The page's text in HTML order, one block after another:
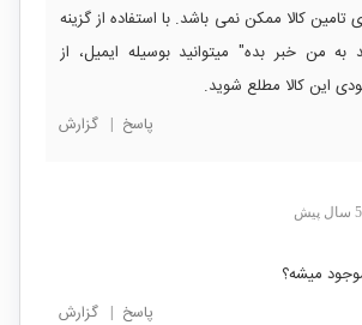
کالا ممکن نمی باشد. با استفاده از گزینه
من خبر بده" میتوانید بوسیله ایمیل، از
این کالا مطلع شوید.
پاسخ | گزارش
5 سال پیش
میشه؟
پاسخ | گزارش